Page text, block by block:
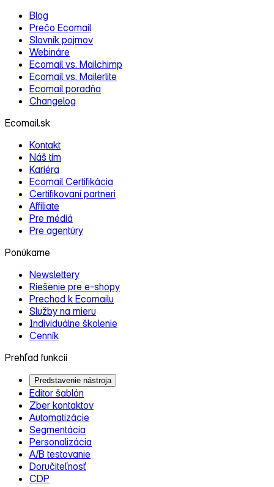
Blog
Prečo Ecomail
Slovník pojmov
Webináre
Ecomail vs. Mailchimp
Ecomail vs. Mailerlite
Ecomail poradňa
Changelog
Ecomail.sk
Kontakt
Náš tím
Kariéra
Ecomail Certifikácia
Certifikovaní partneri
Affiliate
Pre médiá
Pre agentúry
Ponúkame
Newslettery
Riešenie pre e‑shopy
Prechod k Ecomailu
Služby na mieru
Individuálne školenie
Cenník
Prehľad funkcií
Predstavenie nástroja
Editor šablón
Zber kontaktov
Automatizácie
Segmentácia
Personalizácia
A/B testovanie
Doručiteľnosť
CDP